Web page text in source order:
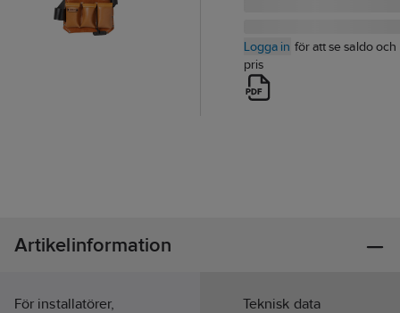
Logga in för att se saldo och
pris
Artikelinformation
För installatörer,
Teknisk data